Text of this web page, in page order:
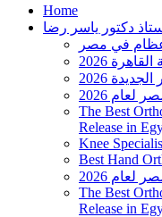
Home
دكتور ياسر رضا
في مصر
2026
2026
2026
The Best
Release in
Knee
Best Hand
2026
The Best
Release in